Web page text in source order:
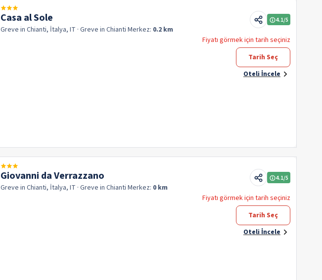
Casa al Sole
Greve in Chianti, İtalya, IT · Greve in Chianti Merkez: 0.2 km
4.1/5
Fiyatı görmek için tarih seçiniz
Tarih Seç
Oteli İncele
Giovanni da Verrazzano
Greve in Chianti, İtalya, IT · Greve in Chianti Merkez: 0 km
4.1/5
Fiyatı görmek için tarih seçiniz
Tarih Seç
Oteli İncele